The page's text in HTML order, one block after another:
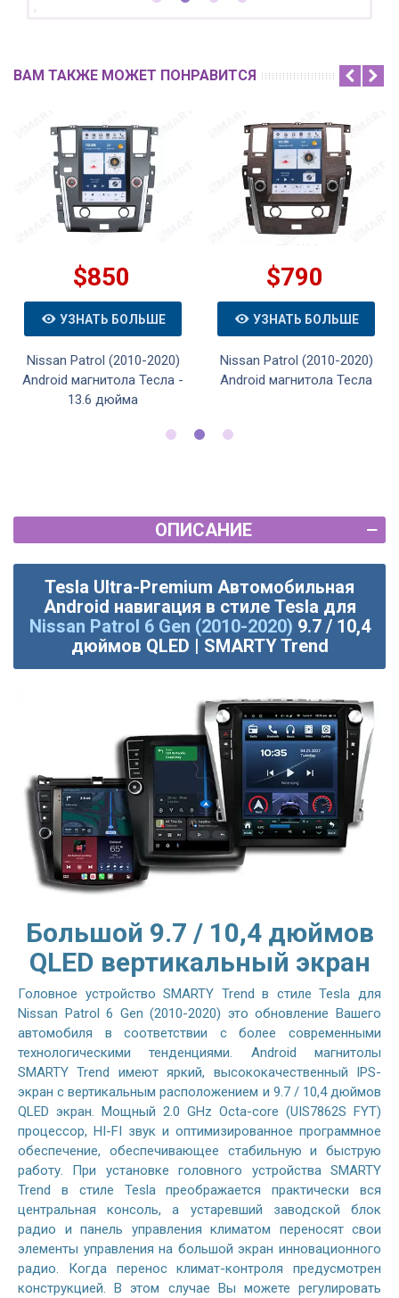
ВАМ ТАКЖЕ МОЖЕТ ПОНРАВИТСЯ
$850
УЗНАТЬ БОЛЬШЕ
Nissan Patrol (2010-2020)
Android магнитола Тесла -
13.6 дюйма
$790
УЗНАТЬ БОЛЬШЕ
Nissan Patrol (2010-2020)
Android магнитола Тесла
ОПИСАНИЕ
Tesla Ultra-Premium Автомобильная
Android навигация в стиле Tesla для
Nissan Patrol 6 Gen (2010-2020) 9.7 / 10,4
дюймов QLED | SMARTY Trend
Большой 9.7 / 10,4 дюймов
QLED вертикальный экран
Головное устройство SMARTY Trend в стиле Tesla для
Nissan Patrol 6 Gen (2010-2020) это обновление Вашего
автомобиля в соответствии с более современными
технологическими тенденциями. Android магнитолы
SMARTY Trend имеют яркий, высококачественный IPS-
экран с вертикальным расположением и 9.7 / 10,4 дюймов
QLED экран. Мощный 2.0 GHz Octa-core (UIS7862S FYT)
процессор, HI-FI звук и оптимизированное программное
обеспечение, обеспечивающее стабильную и быструю
работу. При установке головного устройства SMARTY
Trend в стиле Tesla преображается практически вся
центральная консоль, а устаревший заводской блок
радио и панель управления климатом переносят свои
элементы управления на большой экран инновационного
радио. Когда перенос климат-контроля предусмотрен
конструкцией. В этом случае Вы можете регулировать